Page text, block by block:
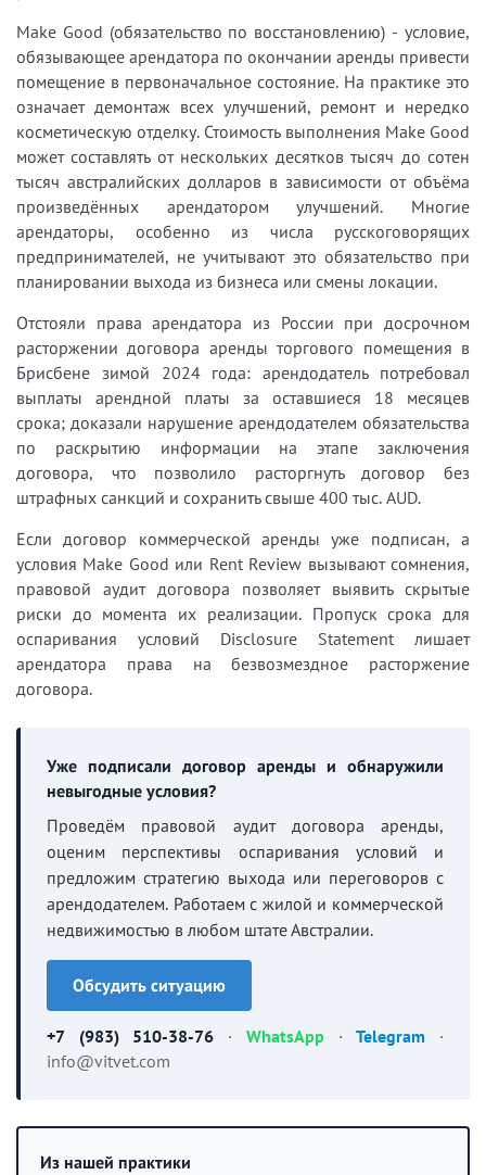
Make Good (обязательство по восстановлению) - условие,
обязывающее арендатора по окончании аренды привести
помещение в первоначальное состояние. На практике это
означает демонтаж всех улучшений, ремонт и нередко
косметическую отделку. Стоимость выполнения Make Good
может составлять от нескольких десятков тысяч до сотен
тысяч австралийских долларов в зависимости от объёма
произведённых арендатором улучшений. Многие
арендаторы, особенно из числа русскоговорящих
предпринимателей, не учитывают это обязательство при
планировании выхода из бизнеса или смены локации.
Отстояли права арендатора из России при досрочном
расторжении договора аренды торгового помещения в
Брисбене зимой 2024 года: арендодатель потребовал
выплаты арендной платы за оставшиеся 18 месяцев
срока; доказали нарушение арендодателем обязательства
по раскрытию информации на этапе заключения
договора, что позволило расторгнуть договор без
штрафных санкций и сохранить свыше 400 тыс. AUD.
Если договор коммерческой аренды уже подписан, а
условия Make Good или Rent Review вызывают сомнения,
правовой аудит договора позволяет выявить скрытые
риски до момента их реализации. Пропуск срока для
оспаривания условий Disclosure Statement лишает
арендатора права на безвозмездное расторжение
договора.
Уже подписали договор аренды и обнаружили
невыгодные условия?
Проведём правовой аудит договора аренды,
оценим перспективы оспаривания условий и
предложим стратегию выхода или переговоров с
арендодателем. Работаем с жилой и коммерческой
недвижимостью в любом штате Австралии.
Обсудить ситуацию
+7 (983) 510-38-76 · WhatsApp ·Telegram ·
info@vitvet.com
Из нашей практики